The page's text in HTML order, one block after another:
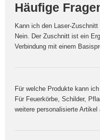
Häufige
Kann ich den Laser-
Nein. Der Zuschnitt ist ein
Verbindung mit einem
Für welche Produkte kann
Für Feuerkörbe, Schilder,
weitere personalisierte